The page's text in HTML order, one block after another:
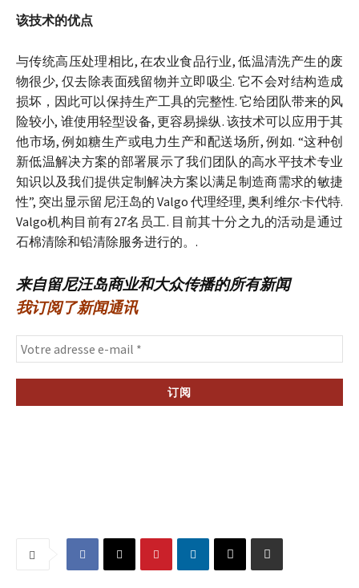
该技术的优点
与传统高压处理相比, 在农业食品行业, 低温清洗产生的废
物很少, 仅去除表面残留物并立即吸尘. 它不会对结构造成
损坏，因此可以保持生产工具的完整性. 它给团队带来的风
险较小, 谁使用轻型设备, 更容易操纵. 该技术可以应用于其
他市场, 例如糖生产或电力生产和配送场所, 例如. “这种创
新低温解决方案的部署展示了我们团队的高水平技术专业
知识以及我们提供定制解决方案以满足制造商需求的敏捷
性”, 突出显示留尼汪岛的 Valgo 代理经理, 奥利维尔·卡代特.
Valgo机构目前有27名员工. 目前其十分之九的活动是通过
石棉清除和铅清除服务进行的。.
来自留尼汪岛商业和大众传播的所有新闻
我订阅了新闻通讯